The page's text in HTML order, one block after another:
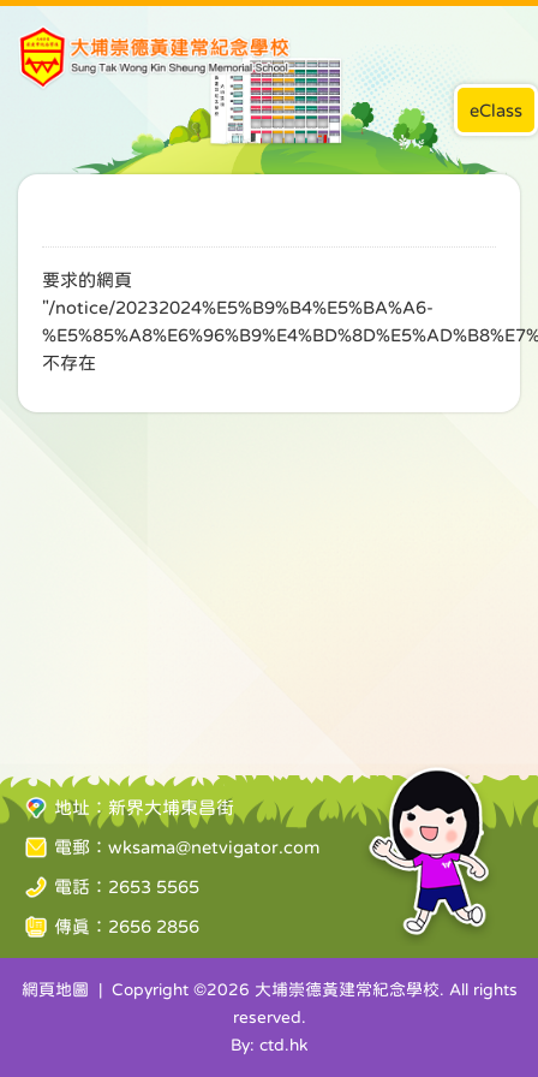
eClass
要求的網頁
"/notice/20232024%E5%B9%B4%E5%BA%A6-
不存在
地址：新界大埔東昌街
電郵： wksama@netvigator.com
電話：2653 5565
傳真：2656 2856
網頁地圖 | Copyright ©2026 大埔崇德黃建常紀念學校. All rights
reserved.
By: ctd.hk